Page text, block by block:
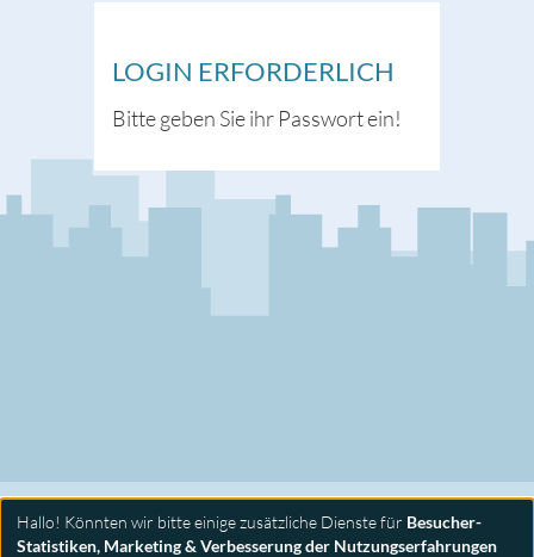
LOGIN ERFORDERLICH
Bitte geben Sie ihr Passwort ein!
Hallo! Könnten wir bitte einige zusätzliche Dienste für Besucher-
Statistiken, Marketing & Verbesserung der Nutzungserfahrungen